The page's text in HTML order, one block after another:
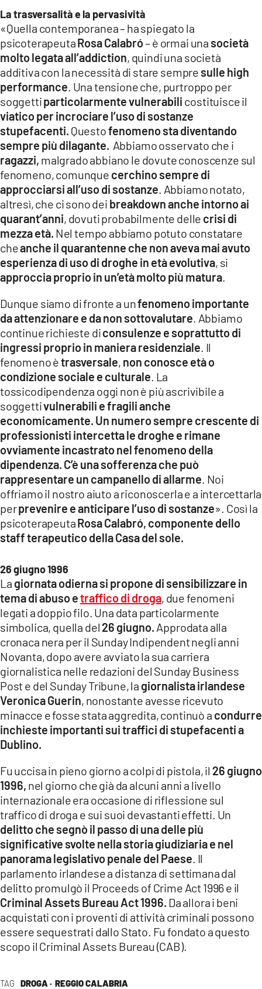
TAG DROGA · REGGIO CALABRIA
La trasversalità e la pervasività
«Quella contemporanea – ha spiegato la
psicoterapeutaRosa Calabró– è ormai una società
molto legata all’addiction, quindi una società
additiva con la necessità di stare sempre sulle high
performance . Una tensione che, purtroppo per
soggettiparticolarmente vulnerabili costituisce il
viatico per incrociare l’uso di sostanze
stupefacenti. Questofenomeno sta diventando
sempre più dilagante. Abbiamo osservato che i
ragazzi, malgrado abbiano le dovute conoscenze sul
fenomeno, comunque cerchino sempre di
approcciarsi all’uso di sostanze . Abbiamo notato,
altresì, che ci sono dei breakdown anche intorno ai
quarant’anni, dovuti probabilmente delle crisi di
mezza età. Nel tempo abbiamo potuto constatare
cheanche il quarantenne che non aveva mai avuto
esperienza di uso di droghe in età evolutiva, si
approccia proprio in un’età molto più matura
Dunque siamo di fronte a unfenomeno importante
da attenzionare e da non sottovalutare . Abbiamo
continue richieste diconsulenze e soprattutto di
ingressi proprio in maniera residenziale . Il
fenomeno ètrasversale, non conosce età o
condizione sociale e culturale . La
tossicodipendenza oggi non è più ascrivibile a
soggettivulnerabili e fragili anche
economicamente. Un numero sempre crescente di
professionisti intercetta le droghe e rimane
ovviamente incastrato nel fenomeno della
dipendenza. C’è una sofferenza che può
rappresentare un campanello di allarme . Noi
offriamo il nostro aiuto a riconoscerla e a intercettarla
perprevenire e anticipare l’uso di sostanze». Così la
psicoterapeutaRosa Calabró, componente dello
staff terapeutico della Casa del sole.
26 giugno 1996
La giornata odierna si propone di sensibilizzare in
tema di abuso etraffico di droga, due fenomeni
legati a doppio filo. Una data particolarmente
simbolica, quella del 26 giugno. Approdata alla
cronaca nera per il Sunday Indipendent negli anni
Novanta, dopo avere avviato la sua carriera
giornalistica nelle redazioni del Sunday Business
Post e del Sunday Tribune, la giornalista irlandese
Veronica Guerin, nonostante avesse ricevuto
minacce e fosse stata aggredita, continuò a condurre
inchieste importanti sui traffici di stupefacenti a
Dublino.
Fu uccisa in pieno giorno a colpi di pistola, il 26 giugno
1996, nel giorno che già da alcuni anni a livello
internazionale era occasione di riflessione sul
traffico di droga e sui suoi devastanti effetti. Un
delitto che segnò il passo di una delle più
significative svolte nella storia giudiziaria e nel
panorama legislativo penale del Paese . Il
parlamento irlandese a distanza di settimana dal
delitto promulgò il Proceeds of Crime Act 1996 e il
Criminal Assets Bureau Act 1996. Da allora i beni
acquistati con i proventi di attività criminali possono
essere sequestrati dallo Stato. Fu fondato a questo
scopo il Criminal Assets Bureau (CAB).